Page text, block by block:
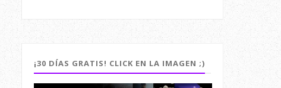
¡30 DÍAS GRATIS! CLICK EN LA IMAGEN ;)